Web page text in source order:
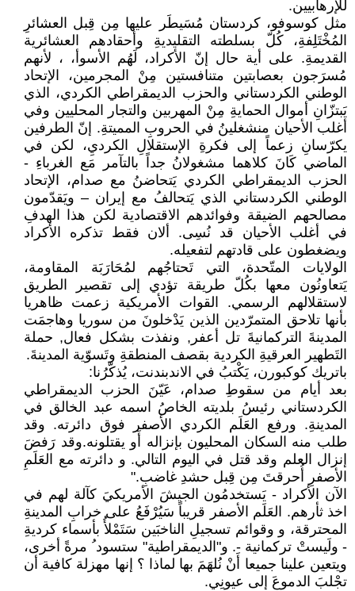
للإرهابيين.
مثل كوسوفو، كردستان مُسَيطَر عليها مِن قِبل العشائرِ
المُخْتَلِفةِ، كُلّ بسلطته التقليديةِ وأحقادهم العشائرية
القديمةِ. على أية حال إنّ الأكراد، لَهُم الأسوأ، ، لأنهم
مُسرَجون بعصابتين متنافستين مِنْ المجرمين، الإتحاد
الوطني الكردستاني والحزب الديمقراطي الكردي، الذي
يَبتزّانِ أموال الحمايةِ مِنْ المهربين والتجار المحليين وفي
أغلب الأحيان منشغلينُ في الحروبِ المميتةِ. إنّ الطرفين
يكرّسانِ زعماً إلى فكرةِ الإستقلالِ الكرديِ، لكن في
الماضي كَانَ كلاهما مشغولانُ جداً بالتآمر مَع الغرباءِ -
الحزب الديمقراطي الكردي يَتحاضنُ مع صدام، الإتحاد
الوطني الكردستاني الذي يَتحالفُ مع إيران – ويَقدّمون
مصالحهم الضيقة وفوائدهم الاقتصادية لكن هذا الهدفِ
في أغلب الأحيان قد نُسِى. ألان فقط تذكره الأكراد
ويضغطون على قادتهم لتفعيله.
الولايات المتّحدة، التي تَحتاجُهم لمُحَارَبَة المقاومة،
يَتعاونُون معها بكُلّ طريقة تؤدي إلى تقصير الطريق
لاستقلالهم الرسمي. القوات الأمريكية زعمت ظاهريا
بأنها تلاحق المتمرّدين الذين يَدْخلونَ من سوريا وهاجمَت
المدينةَ التركمانيةَ تل أعفر, ونفذت بشكل فعال, حملة
التَطهير العرقيةِ الكردية بقصف المنطقةِ وتَسوّية المدينةَ.
باتريك كوكبورن، يَكْتبُ في الاندبندنت، يُذكّرُنا:
بعد أيام من سقوطِ صدام، عَيّنَ الحزب الديمقراطي
الكردستاني رئيسُ بلديته الخاصُ اسمه عبد الخالق في
المدينةِ. ورفع العَلَم الكردي الأصفر فوق دائرته. وقد
طلب منه السكان المحليون بإنزاله أَو يقتلونه.وقد رَفضَ
إنزال العلم وقد قتل في اليوم التالي. و دائرته مع العَلَمِ
الأصفرِ أُحرقتَ مِن قِبل حشدِ غاضبِ."
الآن الأكراد - يَستخدمُون الجيشَ الأمريكيَ كآلة لهم في
اخذ ثأرهم. العَلَم الأصفر قريباً سَيُرْفَعُ على خرابِ المدينةِ
المحترقة، و وقوائم تسجيلِ الناخبَين سَتَمْلأُ بأسماء كرديةِ
- ولَيستْ تركمانية -. و"الديمقراطية" ستسود ُ مرةً أخرى،
ويتعين علينا جميعا أَنْ نُلهَمَ بها لماذا ؟ إنها مهزلة كافية أن
تجْلبَ الدموعَ إلى عيونِي.